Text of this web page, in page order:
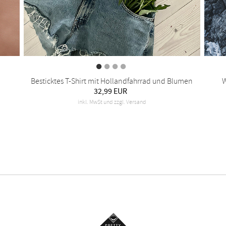
Besticktes T-Shirt mit Hollandfahrrad und Blumen
32,99 EUR
inkl. MwSt und zzgl. Versand